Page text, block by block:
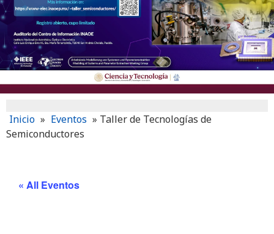
Inicio » Eventos » Taller de Tecnologías de
Semiconductores
« All Eventos